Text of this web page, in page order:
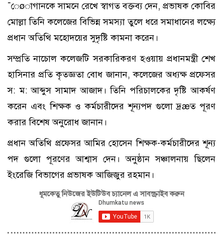
¯েøাগানকে সামনে রেখে স্বাগত বক্তব্য দেন, প্রভাষক কোবির
মোল্লা তিনি কলেজের বিভিন্ন সমস্যা তুলে ধরে সমাধানের লক্ষ্যে
প্রধান অতিথি মহোদয়ের সুদৃষ্টি কামনা করেন।
সম্প্রতি নাচোল কলেজটি সরকারিকরণ হওয়ায় প্রধানমন্ত্রী শেখ
হাসিনার প্রতি কৃতজ্ঞতা বোধ জানান, কলেজের অধ্যক্ষ প্রফেসর
স: ম: আব্দুস সামাদ আজাদ। তিনি পরিচালকের দৃষ্টি আকর্ষণ
করেন এবং শিক্ষক ও কর্মচারীদের শূন্যপদ গুলো দ্রæত পূরণ
করার বিশেষ অনুরোধ জানান।
প্রধান অতিথি প্রফেসর আমির হোসেন শিক্ষক-কর্মচারীদের শূন্য
পদ গুলো পূরণের আশ্বাস দেন। অনুষ্ঠান সঞ্চালনায় ছিলেন
ইংরেজি বিভাগের প্রভাষক আজিজুর রহমান।
ধূমকেতু নিউজের ইউটিউব চ্যানেল এ সাবস্ক্রাইব করুন